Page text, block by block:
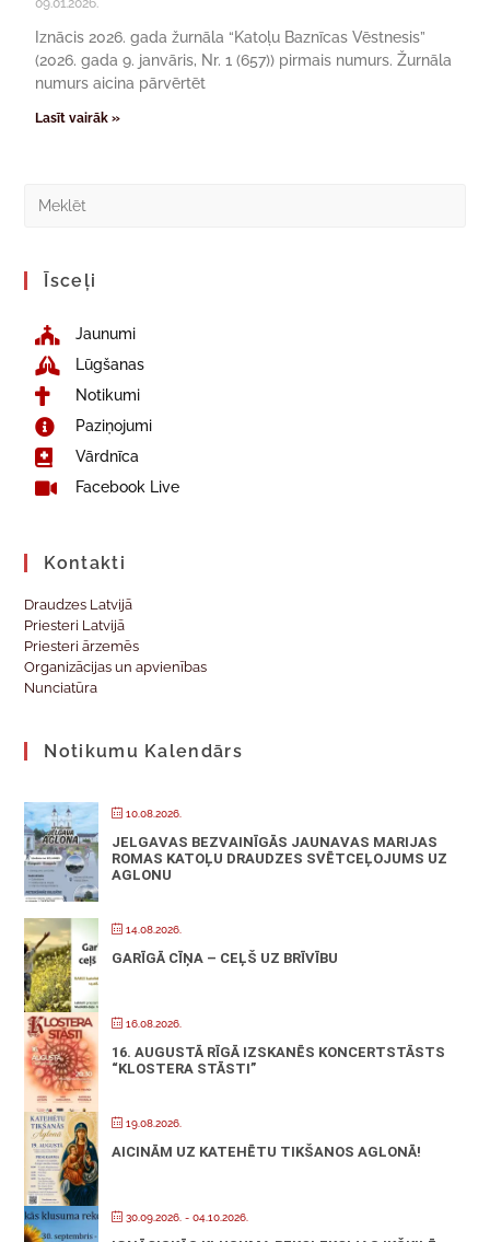
09.01.2026.
Iznācis 2026. gada žurnāla “Katoļu Baznīcas Vēstnesis”
(2026. gada 9. janvāris, Nr. 1 (657)) pirmais numurs. Žurnāla
numurs aicina pārvērtēt
Lasīt vairāk »
Īsceļi
Jaunumi
Lūgšanas
Notikumi
Paziņojumi
Vārdnīca
Facebook Live
Kontakti
Draudzes Latvijā
Priesteri Latvijā
Priesteri ārzemēs
Organizācijas un apvienības
Nunciatūra
Notikumu Kalendārs
10.08.2026.
JELGAVAS BEZVAINĪGĀS JAUNAVAS MARIJAS
ROMAS KATOĻU DRAUDZES SVĒTCEĻOJUMS UZ
AGLONU
14.08.2026.
GARĪGĀ CĪŅA – CEĻŠ UZ BRĪVĪBU
16.08.2026.
16. AUGUSTĀ RĪGĀ IZSKANĒS KONCERTSTĀSTS
“KLOSTERA STĀSTI”
19.08.2026.
AICINĀM UZ KATEHĒTU TIKŠANOS AGLONĀ!
30.09.2026. - 04.10.2026.